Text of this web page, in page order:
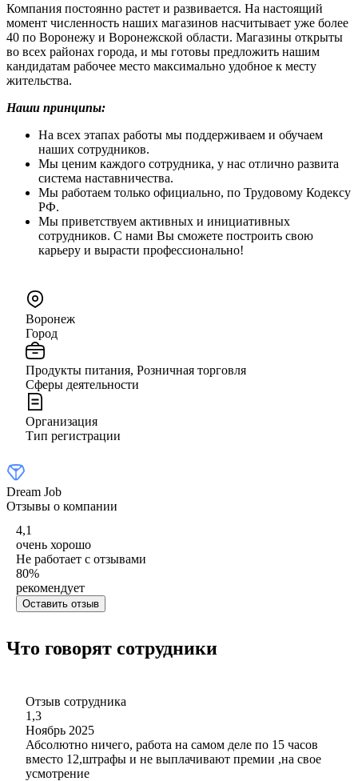
Компания постоянно растет и развивается. На настоящий
момент численность наших магазинов насчитывает уже более
40 по Воронежу и Воронежской области. Магазины открыты
во всех районах города, и мы готовы предложить нашим
кандидатам рабочее место максимально удобное к месту
жительства.
Наши принципы:
На всех этапах работы мы поддерживаем и обучаем
наших сотрудников.
Мы ценим каждого сотрудника, у нас отлично развита
система наставничества.
Мы работаем только официально, по Трудовому Кодексу
РФ.
Мы приветствуем активных и инициативных
сотрудников. С нами Вы сможете построить свою
карьеру и вырасти профессионально!
Воронеж
Город
Продукты питания, Розничная торговля
Сферы деятельности
Организация
Тип регистрации
Dream Job
Отзывы о компании
4,1
очень хорошо
Не работает с отзывами
80%
рекомендует
Оставить отзыв
Что говорят сотрудники
Отзыв сотрудника
1,3
Ноябрь 2025
Абсолютно ничего, работа на самом деле по 15 часов
вместо 12,штрафы и не выплачивают премии ,на свое
усмотрение